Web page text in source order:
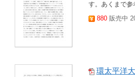
す。あくまで参
880 販売中
環太平洋